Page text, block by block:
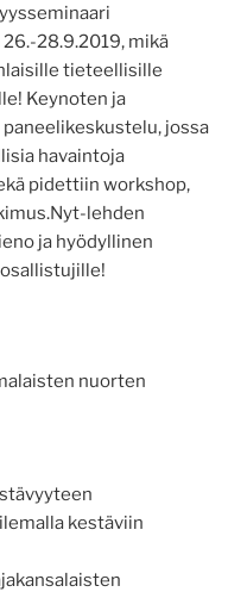
28.9.2019, mikä
tieteellisille
Keynoten ja
jossa
havaintoja
pidettiin workshop,
lehden
ja hyödyllinen
nuorten
kestäviin